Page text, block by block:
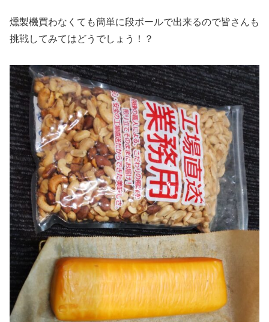
燻製機買わなくても簡単に段ボールで出来るので皆さんも
挑戦してみてはどうでしょう！？